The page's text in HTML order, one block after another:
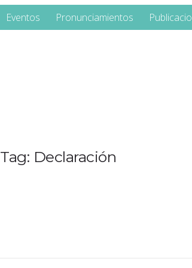
Eventos Pronunciamientos
Tag: Declaración